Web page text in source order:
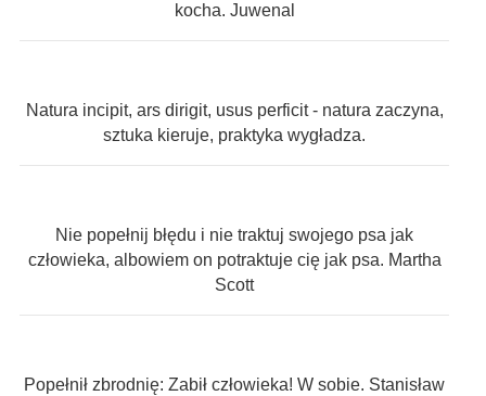
kocha. Juwenal
Natura incipit, ars dirigit, usus perficit - natura zaczyna,
sztuka kieruje, praktyka wygładza.
Nie popełnij błędu i nie traktuj swojego psa jak
człowieka, albowiem on potraktuje cię jak psa. Martha
Scott
Popełnił zbrodnię: Zabił człowieka! W sobie. Stanisław